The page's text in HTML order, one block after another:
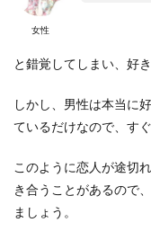
女性
と錯覚してしまい、好
しかし、男性は本当に
ているだけなので、す
このように恋人が途切
き合うことがあるので
ましょう。